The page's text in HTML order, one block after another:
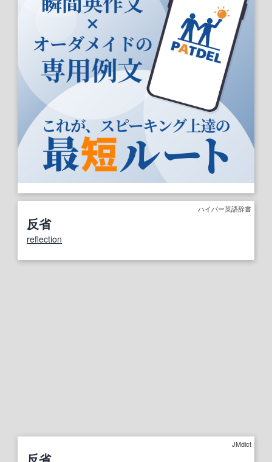
ハイパー英語辞書
反省
reflection
JMdict